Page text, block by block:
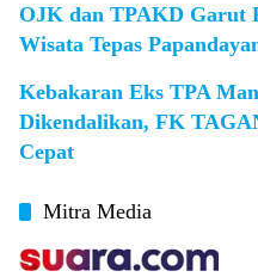
OJK dan TPAKD Garut
Wisata Tepas
Kebakaran Eks TPA
Dikendalikan, FK
Cepat
Mitra Media